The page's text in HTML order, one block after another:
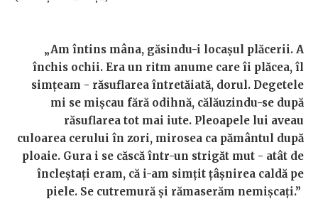
„Am întins mâna, găsindu-i locaşul plăcerii. A
închis ochii. Era un ritm anume care îi plăcea, îl
simţeam - răsuflarea întretăiată, dorul. Degetele
mi se mişcau fără odihnă, călăuzindu-se după
răsuflarea tot mai iute. Pleoapele lui aveau
culoarea cerului în zori, mirosea ca pământul după
ploaie. Gura i se căscă într-un strigăt mut - atât de
încleştaţi eram, că i-am simţit ţâşnirea caldă pe
piele. Se cutremură şi rămaserăm nemişcaţi.”